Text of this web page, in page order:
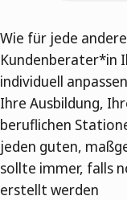
Wie für jede
Kundenberater*in
individuell
Ihre Ausbildung,
beruflichen
jeden guten,
sollte immer, falls
erstellt werden